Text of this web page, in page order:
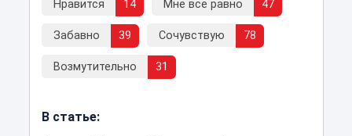
Нравится 14 Мне все равно 47
Забавно 39 Сочувствую 78
Возмутительно 31
В статье: